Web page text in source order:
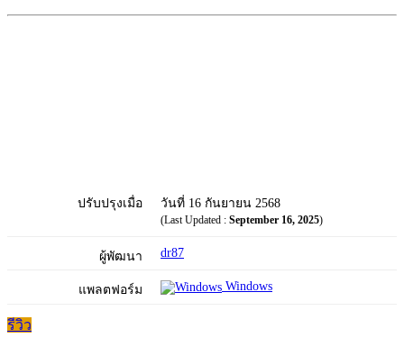
ปรับปรุงเมื่อ วันที่ 16 กันยายน 2568
(Last Updated : September 16, 2025)
ผู้พัฒนา dr87
แพลตฟอร์ม Windows
รีวิว